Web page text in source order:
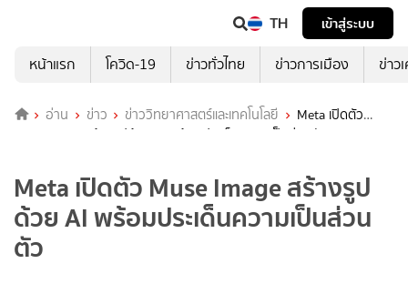
TH
เข้าสู่ระบบ
หน้าแรก
โควิด-19 ข่าวทั่วไทย ข่าวการเมือง ข่าว
อ่าน ข่าว ข่าววิทยาศาสตร์และเทคโนโลยี
Meta เปิดตัว
Muse Image สร้างรูปด้วย AI พร้อมประเด็นความเป็นส่วนตัว
Meta เปิดตัว Muse Image สร้างรูป
ด้วย AI พร้อมประเด็นความเป็นส่วน
ตัว